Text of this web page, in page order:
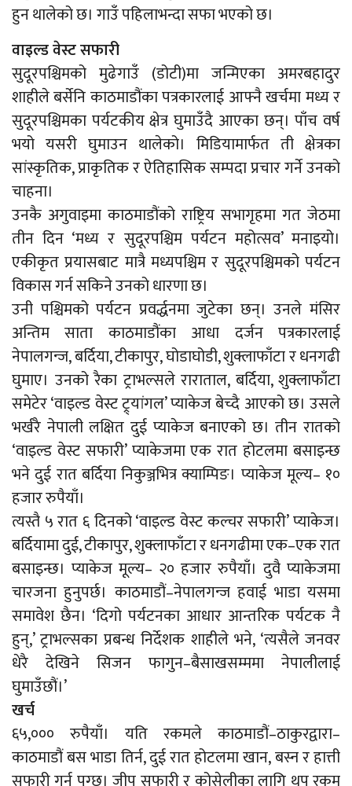
हुन थालेको छ। गाउँ पहिलाभन्दा सफा भएको छ।
वाइल्ड वेस्ट सफारी
सुदूरपश्चिमको मुढेगाउँ (डोटी)मा जन्मिएका अमरबहादुर
शाहीले बर्सेनि काठमाडौंका पत्रकारलाई आफ्नै खर्चमा मध्य र
सुदूरपश्चिमका पर्यटकीय क्षेत्र घुमाउँदै आएका छन्। पाँच वर्ष
भयो यसरी घुमाउन थालेको। मिडियामार्फत ती क्षेत्रका
सांस्कृतिक, प्राकृतिक र ऐतिहासिक सम्पदा प्रचार गर्ने उनको
चाहना।
उनकै अगुवाइमा काठमाडौंको राष्ट्रिय सभागृहमा गत जेठमा
तीन दिन ‘मध्य र सुदूरपश्चिम पर्यटन महोत्सव’ मनाइयो।
एकीकृत प्रयासबाट मात्रै मध्यपश्चिम र सुदूरपश्चिमको पर्यटन
विकास गर्न सकिने उनको धारणा छ।
उनी पश्चिमको पर्यटन प्रवर्द्धनमा जुटेका छन्। उनले मंसिर
अन्तिम साता काठमाडौंका आधा दर्जन पत्रकारलाई
नेपालगन्ज, बर्दिया, टीकापुर, घोडाघोडी, शुक्लाफाँटा र धनगढी
घुमाए। उनको रैका ट्राभल्सले राराताल, बर्दिया, शुक्लाफाँटा
समेटेर ‘वाइल्ड वेस्ट ट्र्यांगल’ प्याकेज बेच्दै आएको छ। उसले
भर्खरै नेपाली लक्षित दुई प्याकेज बनाएको छ। तीन रातको
‘वाइल्ड वेस्ट सफारी’ प्याकेजमा एक रात होटलमा बसाइन्छ
भने दुई रात बर्दिया निकुञ्जभित्र क्याम्पिङ। प्याकेज मूल्य– १०
हजार रुपैयाँ।
त्यस्तै ५ रात ६ दिनको ‘वाइल्ड वेस्ट कल्चर सफारी’ प्याकेज।
बर्दियामा दुई, टीकापुर, शुक्लाफाँटा र धनगढीमा एक–एक रात
बसाइन्छ। प्याकेज मूल्य– २० हजार रुपैयाँ। दुवै प्याकेजमा
चारजना हुनुपर्छ। काठमाडौं–नेपालगन्ज हवाई भाडा यसमा
समावेश छैन। ‘दिगो पर्यटनका आधार आन्तरिक पर्यटक नै
हुन्,’ ट्राभल्सका प्रबन्ध निर्देशक शाहीले भने, ‘त्यसैले जनवर
धेरै देखिने सिजन फागुन–बैसाखसम्ममा नेपालीलाई
घुमाउँछौं।’
खर्च
६५,००० रुपैयाँ। यति रकमले काठमाडौं–ठाकुरद्वारा–
काठमाडौं बस भाडा तिर्न, दुई रात होटलमा खान, बस्न र हात्ती